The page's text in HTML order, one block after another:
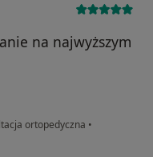
na najwyższym
ortopedyczna •